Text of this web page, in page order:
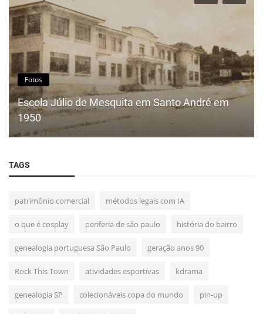
Fotos
Escola Júlio de Mesquita em Santo André em
1950
TAGS
patrimônio comercial métodos legais com IA
o que é cosplay periferia de são paulo história do bairro
genealogia portuguesa São Paulo geração anos 90
Rock This Town atividades esportivas kdrama
genealogia SP colecionáveis copa do mundo pin-up